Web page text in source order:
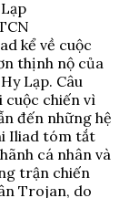
kể về cuộc
thịnh nộ của
Lạp. Câu
cuộc chiến vì
đến những hệ
Iliad tóm tắt
cá nhân và
trận chiến
Trojan, do